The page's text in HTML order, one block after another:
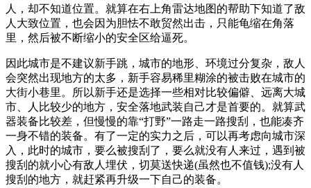
人，却不知道位置。就算在右上角雷达地图的帮助下知道了敌
人大致位置，也会因为胆怯不敢贸然出击，只能龟缩在角落
里，然后被不断缩小的安全区给逼死。
因此城市是不建议新手跳，城市的地形、环境过分复杂，敌人
会突然出现地方的太多，新手容易稀里糊涂的被击败在城市的
大街小巷里。所以新手还是选择一些相对比较偏僻、远离大城
市、人比较少的地方，安全落地武装自己才是首要的。就算武
器装备比较差，但慢慢的靠“打野”一路走一路搜刮，也能凑齐
一身不错的装备。有了一定的实力之后，可以再考虑向城市深
入，此时的城市，要么被搜刮了，要么就没有人来过，遇到被
搜刮的就小心有敌人埋伏，切莫送快递(虽然也不值钱);没有人
搜刮的地方，就赶紧再升级一下自己的装备。